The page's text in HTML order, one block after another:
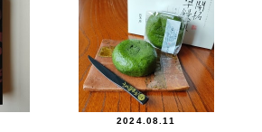
2024.08.11